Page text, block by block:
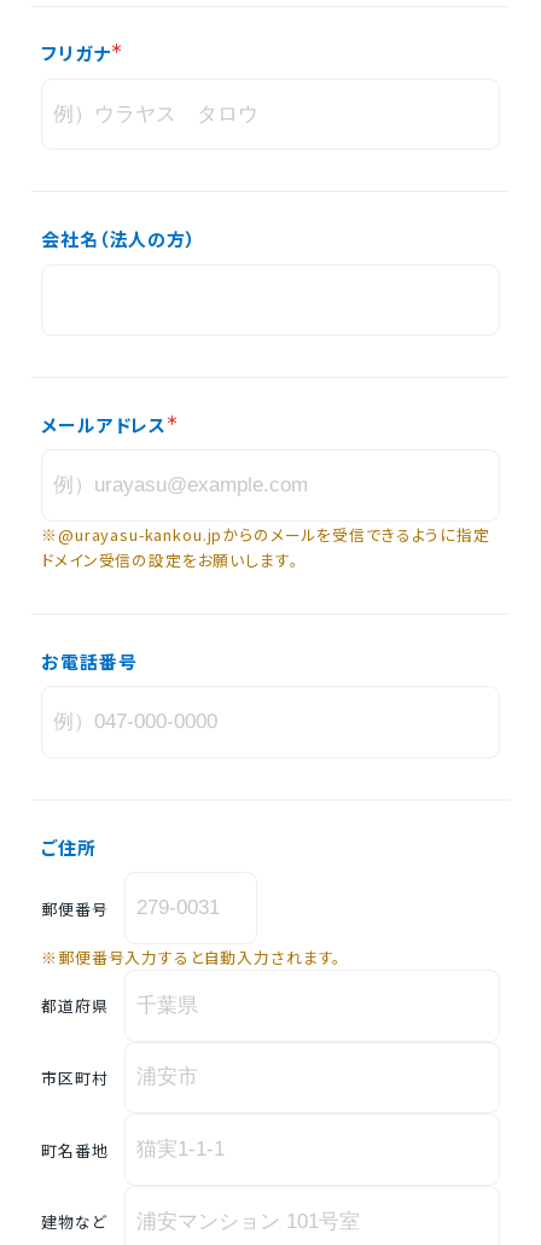
フリガナ
会社名（法人の方）
メールアドレス
※@urayasu-kankou.jpからのメールを受信できるように指定
ドメイン受信の設定をお願いします。
お電話番号
ご住所
郵便番号
※郵便番号入力すると自動入力されます。
都道府県
市区町村
町名番地
建物など